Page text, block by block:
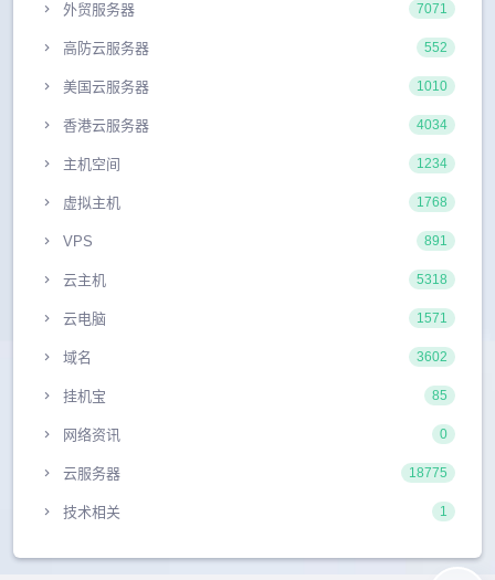
外贸服务器
7071
高防云服务器 552
美国云服务器 1010
香港云服务器 4034
主机空间 1234
虚拟主机 1768
VPS 891
云主机 5318
云电脑 1571
域名 3602
挂机宝 85
网络资讯 0
云服务器 18775
技术相关 1